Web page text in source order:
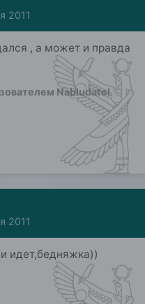
2011
, а может и правда
Nabludatel
2011
идет,бедняжка))